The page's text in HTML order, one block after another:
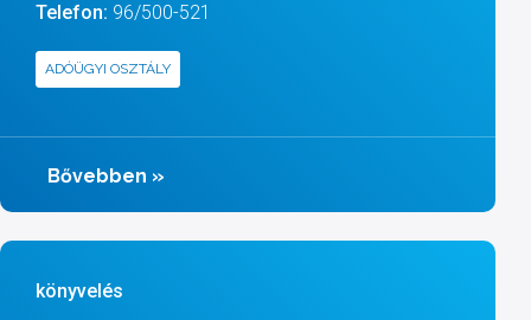
Telefon: 96/500-521
ADÓÜGYI OSZTÁLY
Bővebben »
könyvelés